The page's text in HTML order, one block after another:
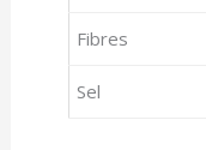
Fibres
Sel